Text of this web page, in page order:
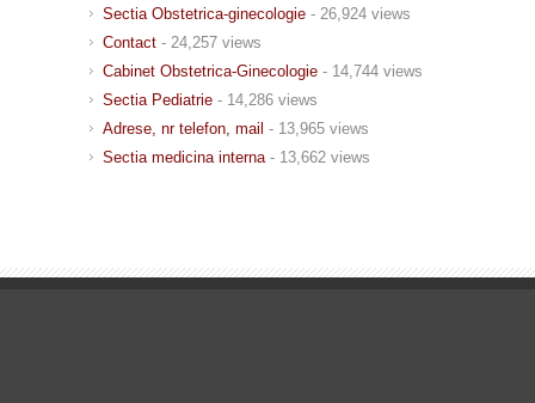
Sectia Obstetrica-ginecologie - 26,924 views
Contact - 24,257 views
Cabinet Obstetrica-Ginecologie - 14,744 views
Sectia Pediatrie - 14,286 views
Adrese, nr telefon, mail - 13,965 views
Sectia medicina interna - 13,662 views